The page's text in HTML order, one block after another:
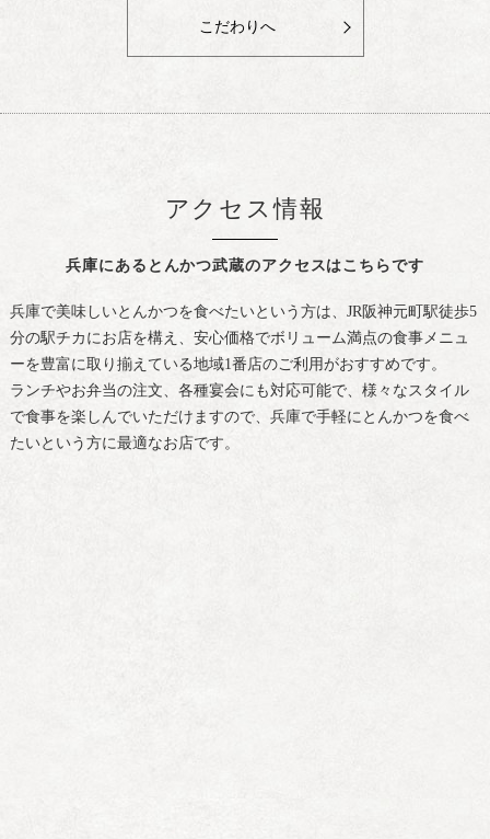
こだわりへ
兵庫にあるとんかつ武蔵のアクセスはこちらです
アクセス情報
兵庫で美味しいとんかつを食べたいという方は、JR阪神元町駅徒歩5
分の駅チカにお店を構え、安心価格でボリューム満点の食事メニュ
ーを豊富に取り揃えている地域1番店のご利用がおすすめです。
ランチやお弁当の注文、各種宴会にも対応可能で、様々なスタイル
で食事を楽しんでいただけますので、兵庫で手軽にとんかつを食べ
たいという方に最適なお店です。